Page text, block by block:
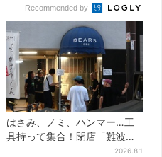
Recommended by
はさみ、ノミ、ハンマー…工
具持って集合！閉店「難波ベ
アーズ」最終日400人超…最
2026.8.1